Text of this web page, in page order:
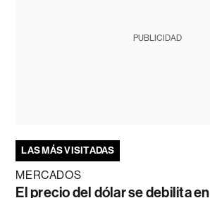
PUBLICIDAD
LAS MÁS VISITADAS
MERCADOS
El precio del dólar se debilita en